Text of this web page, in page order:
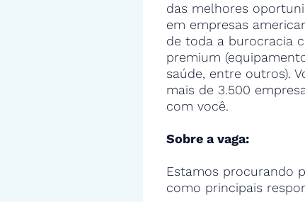
das melhores
em empresas
de toda a burocracia
premium
saúde, entre outros).
mais de 3.500
com você.
Sobre a vaga:
Estamos procurando
como principais